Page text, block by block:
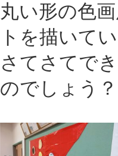
丸い形の色
トを描いて
さてさてで
のでしょう